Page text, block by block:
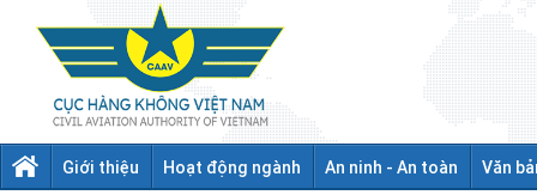
Giới thiệu Hoạt động ngành An ninh - An toàn Văn